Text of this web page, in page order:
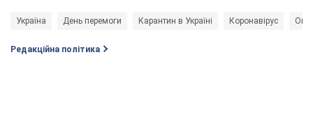
Україна День перемоги Карантин в Україні Коронавірус
Редакційна політика